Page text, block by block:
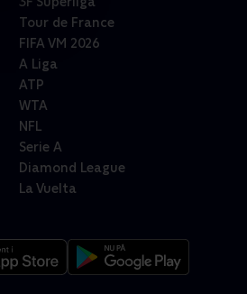
Tour de France
FIFA VM 2026
A Liga
ATP
WTA
NFL
Serie A
Diamond League
La Vuelta